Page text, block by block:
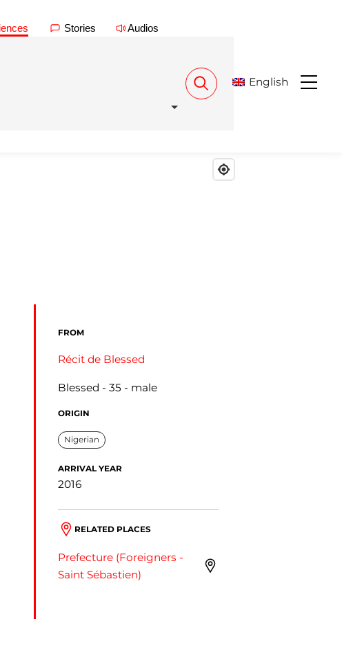
Stories Audios
English
FROM
Récit de Blessed
Blessed 35 male
ORIGIN
Nigerian
ARRIVAL YEAR
2016
RELATED PLACES
Prefecture (Foreigners -
Saint Sébastien)